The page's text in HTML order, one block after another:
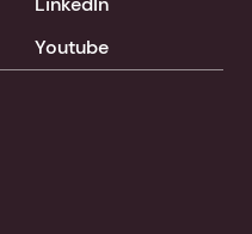
Youtube